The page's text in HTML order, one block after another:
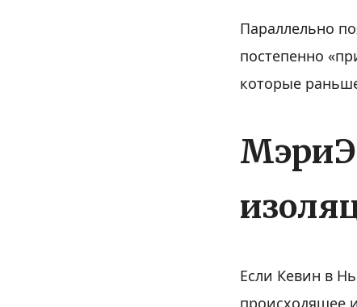
Параллельно
постепенно
которые
Если Кевин в
происходящее